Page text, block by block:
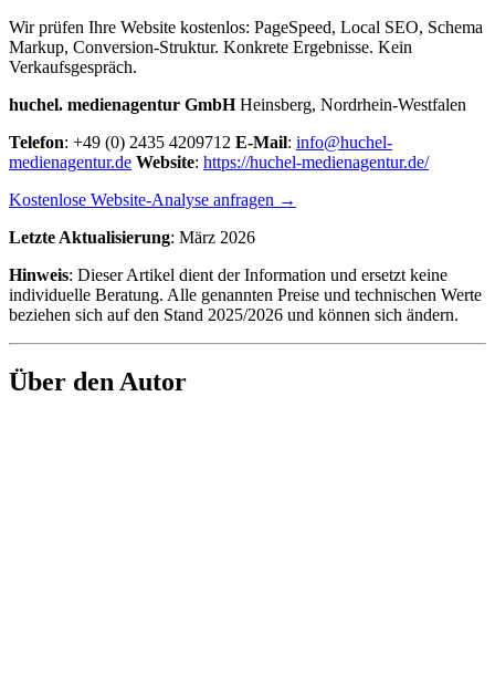
Wir prüfen Ihre Website kostenlos: PageSpeed, Local SEO, Schema
Markup, Conversion-Struktur. Konkrete Ergebnisse. Kein
Verkaufsgespräch.
huchel. medienagentur GmbHHeinsberg, Nordrhein-Westfalen
Telefon: +49 (0) 2435 4209712 E-Mail: info@huchel-
medienagentur.de Website: https://huchel-medienagentur.de/
Kostenlose Website-Analyse anfragen →
Letzte Aktualisierung: März 2026
Hinweis: Dieser Artikel dient der Information und ersetzt keine
individuelle Beratung. Alle genannten Preise und technischen Werte
beziehen sich auf den Stand 2025/2026 und können sich ändern.
Über den Autor